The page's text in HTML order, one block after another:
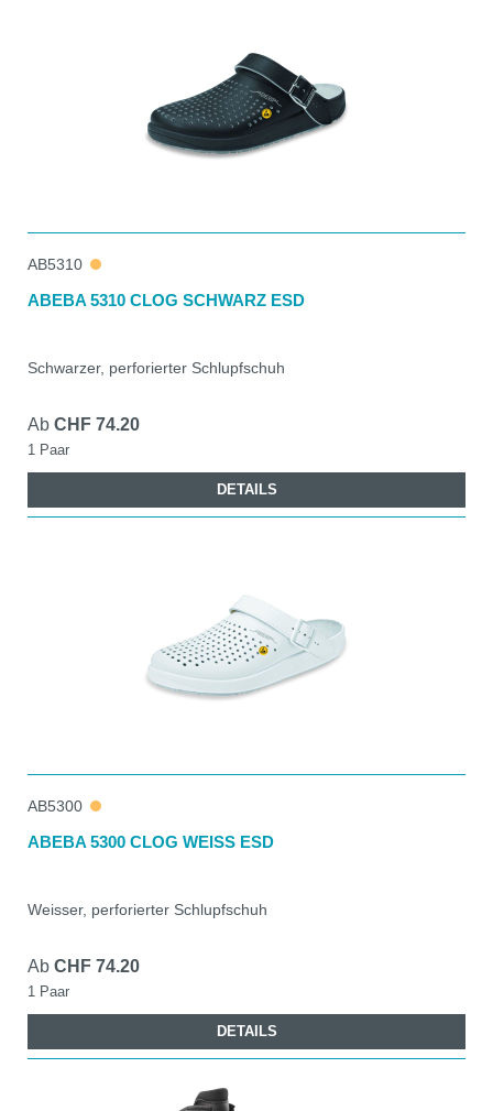
AB5310
ABEBA 5310 CLOG SCHWARZ ESD
Schwarzer, perforierter Schlupfschuh
Ab CHF 74.20
1 Paar
DETAILS
AB5300
ABEBA 5300 CLOG WEISS ESD
Weisser, perforierter Schlupfschuh
Ab CHF 74.20
1 Paar
DETAILS